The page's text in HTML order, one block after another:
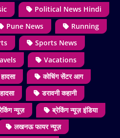
Political News Hindi
Pune News
Running
Sports News
Vacations
कोचिंग सेंटर आग
डरावनी कहानी
न्यूज़
ब्रेकिंग न्यूज़ इंडिया
लखनऊ फायर न्यूज़